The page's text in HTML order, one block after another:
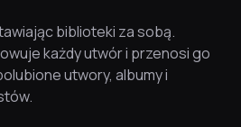
biblioteki za sobą.
każdy utwór i przenosi go
utwory, albumy i